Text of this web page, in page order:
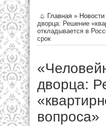
Главная » Новости
дворца: Решение
откладывается в
срок
дворца:
вопроса»